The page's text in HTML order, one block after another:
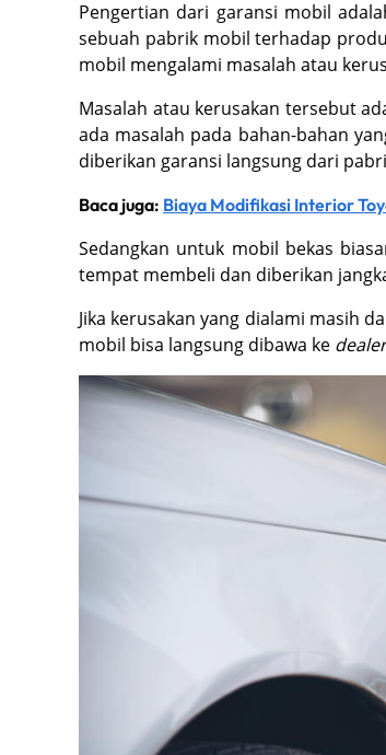
Pengertian dari garansi mobil
sebuah pabrik mobil terhadap
mobil mengalami masalah atau
Masalah atau kerusakan tersebut
ada masalah pada bahan-bahan
diberikan garansi langsung dari
Baca juga: Biaya Modifikasi Interior
Sedangkan untuk mobil bekas
tempat membeli dan diberikan
Jika kerusakan yang dialami masih
mobil bisa langsung dibawa ke